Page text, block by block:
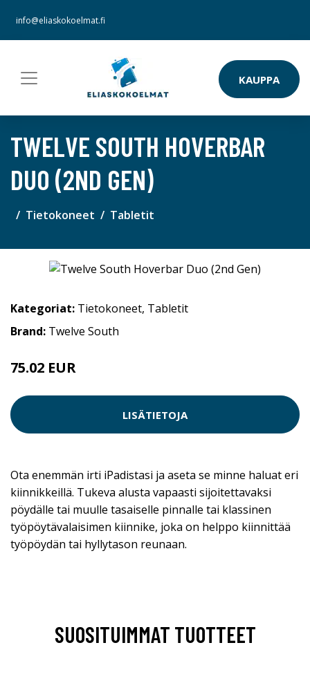
info@eliaskokoelmat.fi
KAUPPA
TWELVE SOUTH HOVERBAR
DUO (2ND GEN)
Tietokoneet Tabletit
Kategoriat: Tietokoneet, Tabletit
Brand: Twelve South
75.02 EUR
LISÄTIETOJA
Ota enemmän irti iPadistasi ja aseta se minne haluat eri
kiinnikkeillä. Tukeva alusta vapaasti sijoitettavaksi
pöydälle tai muulle tasaiselle pinnalle tai klassinen
työpöytävalaisimen kiinnike, joka on helppo kiinnittää
työpöydän tai hyllytason reunaan.
SUOSITUIMMAT TUOTTEET